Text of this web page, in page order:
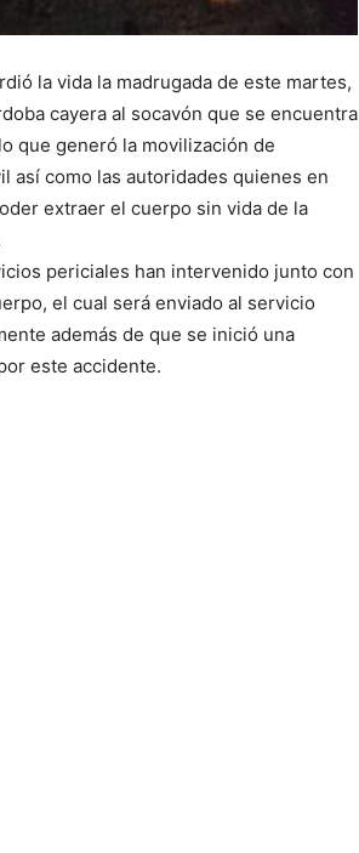
la vida la madrugada de este martes,
cayera al socavón que se encuentra
que generó la movilización de
así como las autoridades quienes en
extraer el cuerpo sin vida de la
periciales han intervenido junto con
el cual será enviado al servicio
además de que se inició una
este accidente.